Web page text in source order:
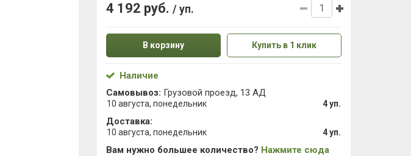
4 192 руб. / уп.
В корзину Купить в 1 клик
Наличие
Самовывоз: Грузовой проезд, 13 АД
10 августа, понедельник 4 уп.
Доставка:
10 августа, понедельник 4 уп.
Вам нужно большее количество? Нажмите сюда